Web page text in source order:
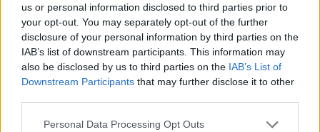
us or personal information disclosed to third parties prior to
your opt-out. You may separately opt-out of the further
disclosure of your personal information by third parties on the
IAB’s list of downstream participants. This information may
also be disclosed by us to third parties on the IAB’s List of
Downstream Participants that may further disclose it to other
Please note that this website/app uses one or more Google
Personal Data Processing Opt Outs
Péterfy Bori is mesél a Művészetek
Völgyében
Az Egyszülős Központ idén is mesemondó sztárokkal, mint,
Beck Zoltán, Péterfy Bori, Tarján Zsófi, Sena Dagadu, Varga